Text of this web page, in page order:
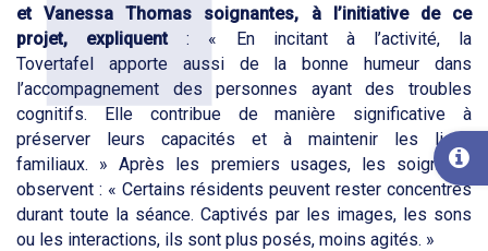
et Vanessa Thomas soignantes, à l’initiative de ce
projet, expliquent: « En incitant à l’activité, la
Tovertafel apporte aussi de la bonne humeur dans
l’accompagnement des personnes ayant des troubles
cognitifs. Elle contribue de manière significative à
préserver leurs capacités et à maintenir les liens
familiaux. » Après les premiers usages, les soignants
observent : « Certains résidents peuvent rester concentrés
durant toute la séance. Captivés par les images, les sons
ou les interactions, ils sont plus posés, moins agités. »